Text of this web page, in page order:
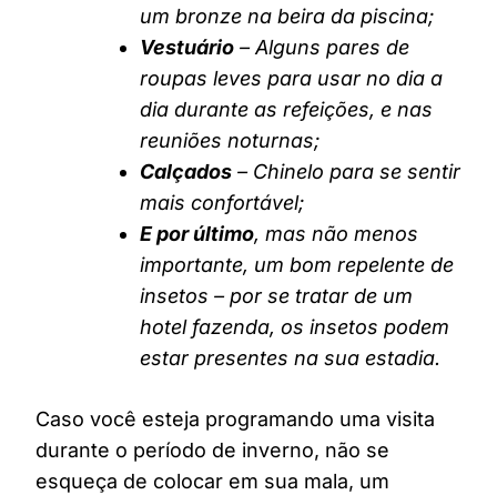
um bronze na beira da piscina;
Vestuário – Alguns pares de
roupas leves para usar no dia a
dia durante as refeições, e nas
reuniões noturnas;
Calçados – Chinelo para se sentir
mais confortável;
E por último, mas não menos
importante, um bom repelente de
insetos – por se tratar de um
hotel fazenda, os insetos podem
estar presentes na sua estadia.
Caso você esteja programando uma visita
durante o período de inverno, não se
esqueça de colocar em sua mala, um